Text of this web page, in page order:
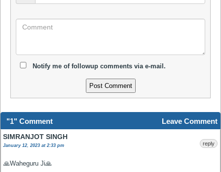
Notify me of followup comments via e-mail.
"1" Comment Leave Comment
SIMRANJOT SINGH
January 12, 2023 at 2:33 pm
🙏Waheguru Ji🙏
reply